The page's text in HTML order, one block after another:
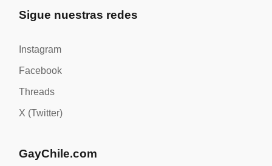
Sigue nuestras redes
Instagram
Facebook
Threads
X (Twitter)
GayChile.com